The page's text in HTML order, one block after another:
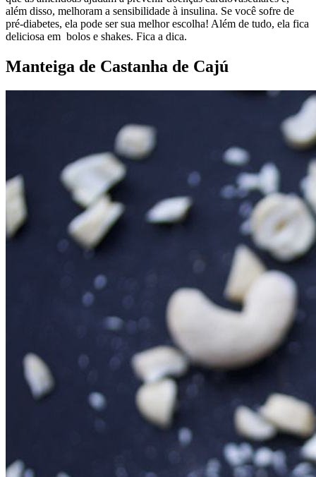
além disso, melhoram a sensibilidade à insulina. Se você sofre de
pré-diabetes, ela pode ser sua melhor escolha! Além de tudo, ela fica
deliciosa em bolos e shakes. Fica a dica.
Manteiga de Castanha de Cajú